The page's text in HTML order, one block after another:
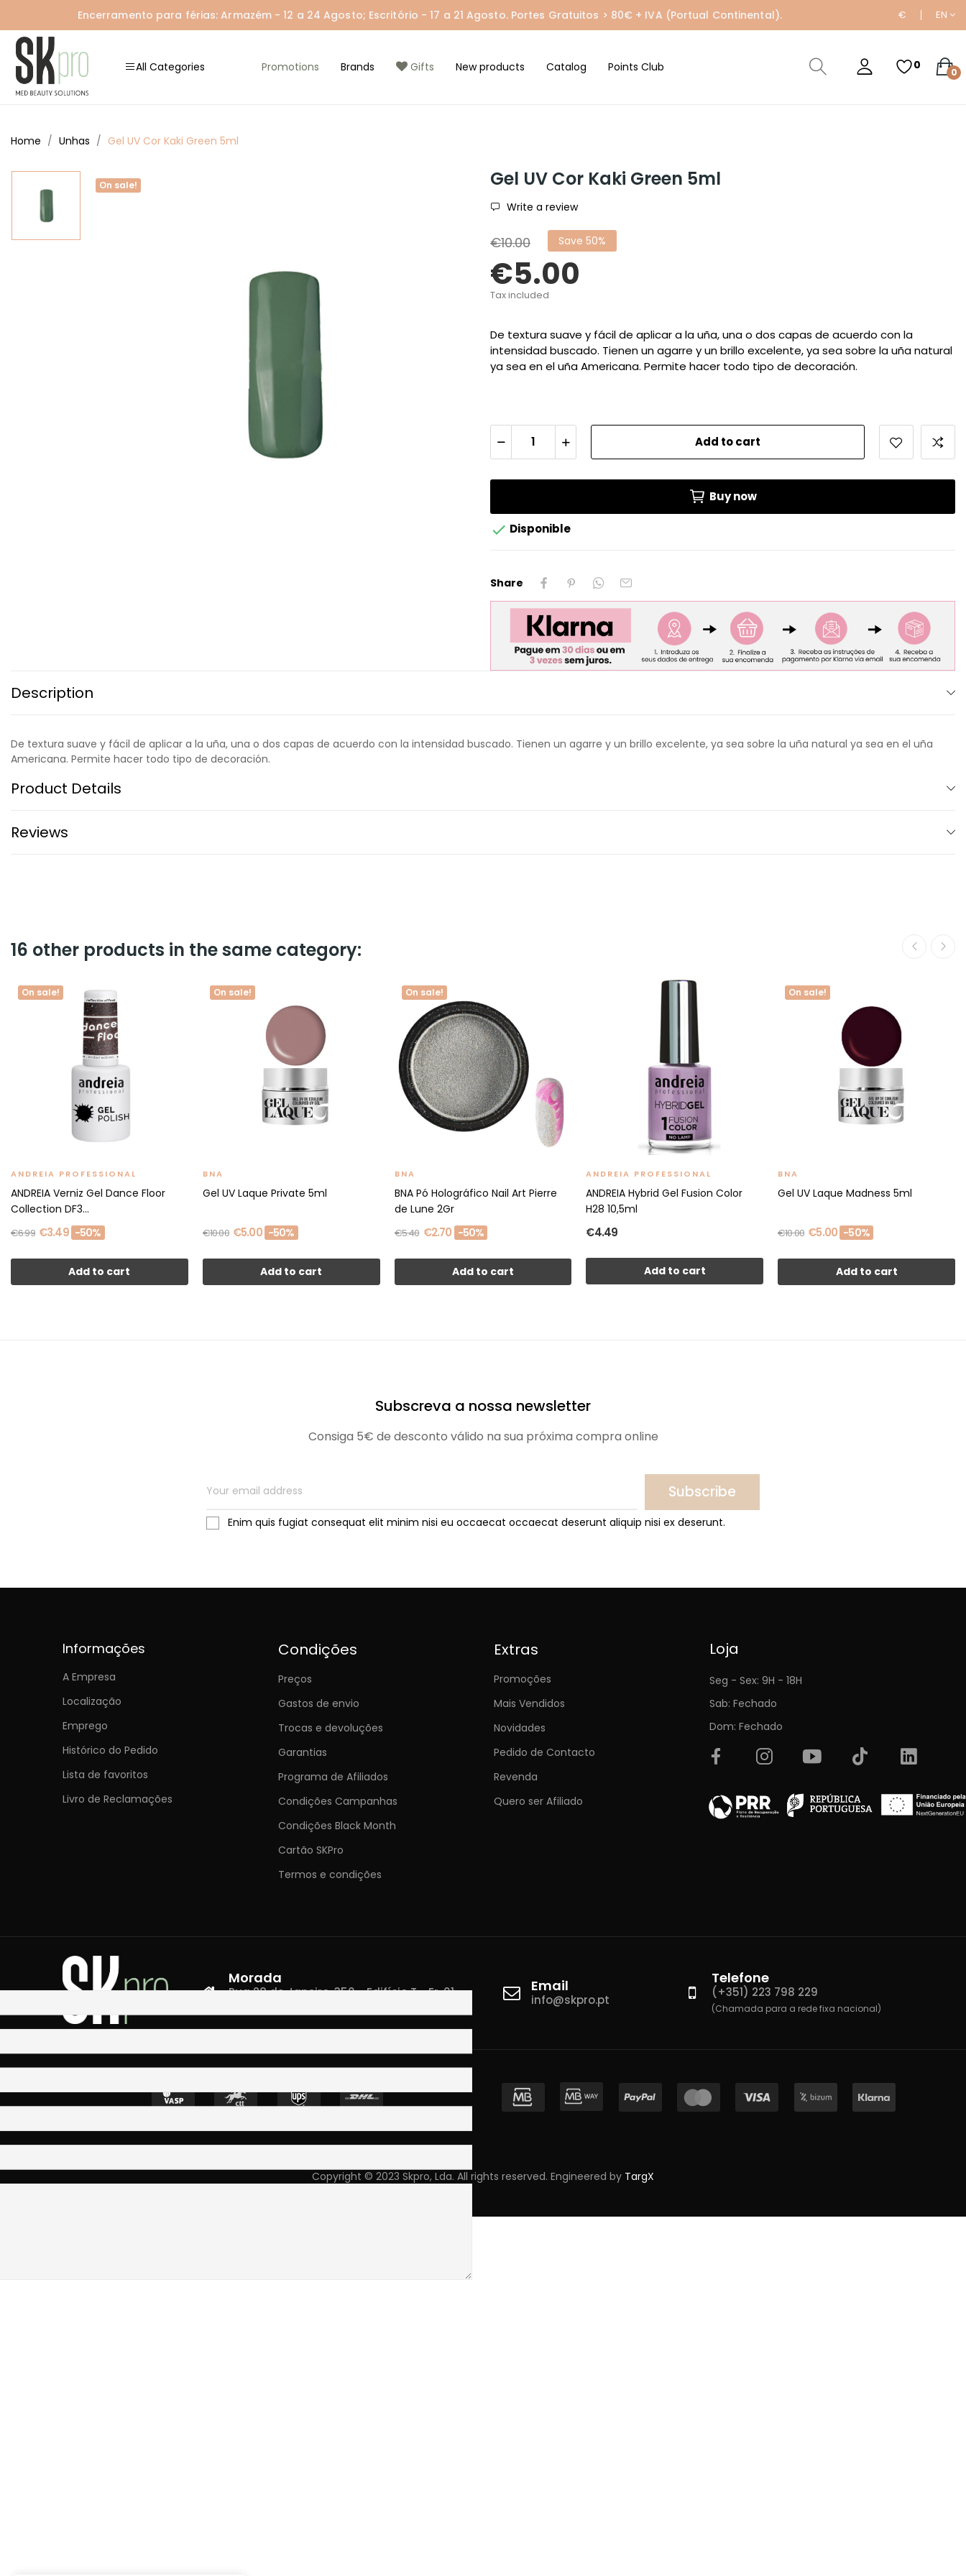
Encerramento para férias: Armazém - 12 a 24 Agosto; Escritório - 17 a 21 Agosto. Portes Gratuitos > 80€ + IVA (Portual Continental). € EN
All Categories Promotions Brands Gifts New products Catalog Points Club 0
0
Home Unhas Gel UV Cor Kaki Green 5ml
On sale! Gel UV Cor Kaki Green 5ml
Write a review
€10.00 Save 50%
€5.00
Tax included
De textura suave y fácil de aplicar a la uña, una o dos capas de acuerdo con la
intensidad buscado. Tienen un agarre y un brillo excelente, ya sea sobre la uña natural
ya sea en el uña Americana. Permite hacer todo tipo de decoración.
Add to cart
Buy now
 Disponible
Share
Description
De textura suave y fácil de aplicar a la uña, una o dos capas de acuerdo con la intensidad buscado. Tienen un agarre y un brillo excelente, ya sea sobre la uña natural ya sea en el uña
Americana. Permite hacer todo tipo de decoración.
Product Details
Reviews
16 other products in the same category:
On sale!
ANDREIA PROFESSIONAL
ANDREIA Verniz Gel Dance Floor
Collection DF3...
€6.99 €3.49 -50%
Add to cart
On sale!
BNA
Gel UV Laque Private 5ml
€10.00 €5.00 -50%
Add to cart
On sale!
BNA
BNA Pó Holográfico Nail Art Pierre
de Lune 2Gr
€5.40 €2.70 -50%
Add to cart
ANDREIA PROFESSIONAL
ANDREIA Hybrid Gel Fusion Color
H28 10,5ml
€4.49
Add to cart
On sale!
BNA
Gel UV Laque Madness 5ml
€10.00 €5.00 -50%
Add to cart
Subscreva a nossa newsletter
Consiga 5€ de desconto válido na sua próxima compra online
Subscribe
Enim quis fugiat consequat elit minim nisi eu occaecat occaecat deserunt aliquip nisi ex deserunt.
Informações
A Empresa
Localização
Emprego
Histórico do Pedido
Lista de favoritos
Livro de Reclamações
Condições
Preços
Gastos de envio
Trocas e devoluções
Garantias
Programa de Afiliados
Condições Campanhas
Condições Black Month
Cartão SKPro
Termos e condições
Extras
Promoções
Mais Vendidos
Novidades
Pedido de Contacto
Revenda
Quero ser Afiliado
Loja
Seg - Sex: 9H - 18H
Sab: Fechado
Dom: Fechado
Morada
Rua 28 de Janeiro, 350 - Edifício T - Fr. 01
Email
info@skpro.pt
Telefone
(+351) 223 798 229
(Chamada para a rede fixa nacional)
Copyright © 2023 Skpro, Lda. All rights reserved. Engineered by TargX